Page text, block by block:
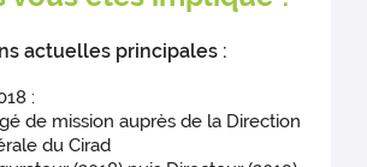
actuelles principales :
:
de mission auprès de la Direction
du Cirad